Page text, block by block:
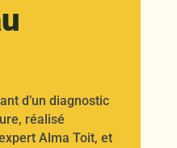
d’un diagnostic
réalisé
Alma Toit, et